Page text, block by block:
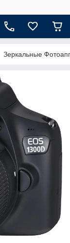
Зеркальные